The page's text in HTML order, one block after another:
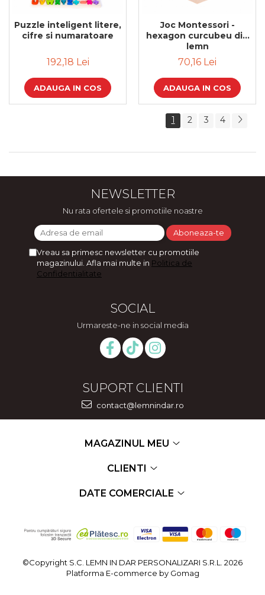
Puzzle inteligent litere,
cifre si numaratoare
192,18 Lei
ADAUGA IN COS
Joc Montessori -
hexagon curcubeu din
lemn
70,16 Lei
ADAUGA IN COS
1 2 3 4
NEWSLETTER
Nu rata ofertele si promotiile noastre
Vreau sa primesc newsletter cu promotiile
magazinului. Afla mai multe in Politica de
Confidentialitate
SOCIAL
Urmareste-ne in social media
SUPORT CLIENTI
contact@lemnindar.ro
MAGAZINUL MEU
CLIENTI
DATE COMERCIALE
©Copyright S.C. LEMN IN DAR PERSONALIZARI S.R.L. 2026
Platforma E-commerce by Gomag